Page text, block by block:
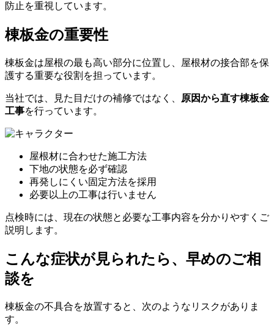
防止を重視しています。
棟板金の重要性
棟板金は屋根の最も高い部分に位置し、屋根材の接合部を保
護する重要な役割を担っています。
当社では、見た目だけの補修ではなく、
原因から直す棟板金
工事を行っています。
屋根材に合わせた施工方法
下地の状態を必ず確認
再発しにくい固定方法を採用
必要以上の工事は行いません
点検時には、現在の状態と必要な工事内容を分かりやすくご
説明します。
こんな症状が見られたら、早めのご相
談を
棟板金の不具合を放置すると、次のようなリスクがありま
す。